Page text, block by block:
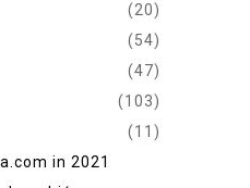
(20)
(54)
(47)
(103)
(11)
in 2021